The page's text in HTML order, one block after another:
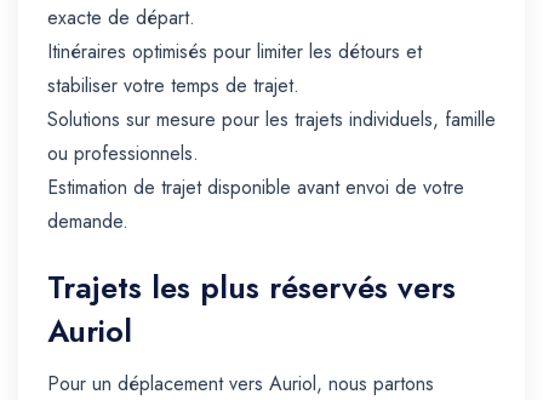
exacte de départ.
Itinéraires optimisés pour limiter les détours et
stabiliser votre temps de trajet.
Solutions sur mesure pour les trajets individuels, famille
ou professionnels.
Estimation de trajet disponible avant envoi de votre
demande.
Trajets les plus réservés vers
Auriol
Pour un déplacement vers Auriol, nous partons